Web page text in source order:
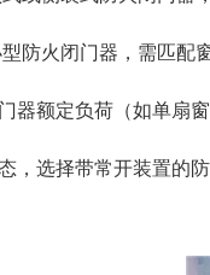
火闭门器，需匹配窗
额定负荷（如单扇窗
选择带常开装置的防